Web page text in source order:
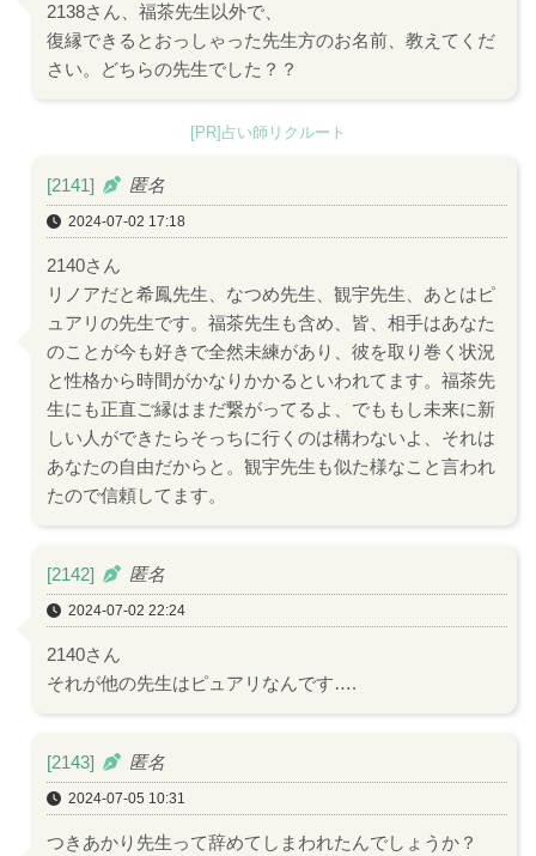
2138さん、福茶先生以外で、
復縁できるとおっしゃった先生方のお名前、教えてくだ
さい。どちらの先生でした？？
[PR]占い師リクルート
[2141] 匿名
2024-07-02 17:18
2140さん
リノアだと希鳳先生、なつめ先生、観宇先生、あとはピ
ュアリの先生です。福茶先生も含め、皆、相手はあなた
のことが今も好きで全然未練があり、彼を取り巻く状況
と性格から時間がかなりかかるといわれてます。福茶先
生にも正直ご縁はまだ繋がってるよ、でももし未来に新
しい人ができたらそっちに行くのは構わないよ、それは
あなたの自由だからと。観宇先生も似た様なこと言われ
たので信頼してます。
[2142] 匿名
2024-07-02 22:24
2140さん
それが他の先生はピュアリなんです….
[2143] 匿名
2024-07-05 10:31
つきあかり先生って辞めてしまわれたんでしょうか？